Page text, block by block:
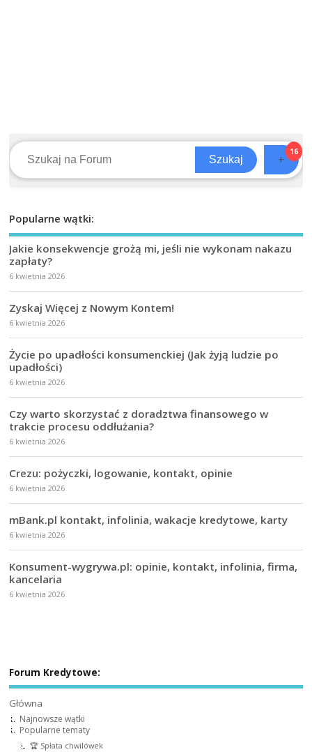
Szukaj +
16
Popularne wątki:
Jakie konsekwencje grożą mi, jeśli nie wykonam nakazu
zapłaty?
6 kwietnia 2026
Zyskaj Więcej z Nowym Kontem!
6 kwietnia 2026
Życie po upadłości konsumenckiej (Jak żyją ludzie po
upadłości)
6 kwietnia 2026
Czy warto skorzystać z doradztwa finansowego w
trakcie procesu oddłużania?
6 kwietnia 2026
Crezu: pożyczki, logowanie, kontakt, opinie
6 kwietnia 2026
mBank.pl kontakt, infolinia, wakacje kredytowe, karty
6 kwietnia 2026
Konsument-wygrywa.pl: opinie, kontakt, infolinia, firma,
kancelaria
6 kwietnia 2026
Forum Kredytowe:
Główna
Najnowsze wątki
Popularne tematy
🏆 Spłata chwilówek